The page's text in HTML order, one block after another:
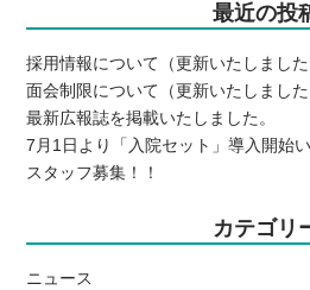
最近の投
採用情報について（更新いたしました
面会制限について（更新いたしました
最新広報誌を掲載いたしました。
7月1日より「入院セット」導入開始
スタッフ募集！！
カテゴリ
ニュース